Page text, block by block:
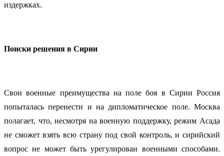
издержках.
Поиски решения в Сирии
Свои военные преимущества на поле боя в Сирии Россия
попыталась перенести и на дипломатическое поле. Москва
полагает, что, несмотря на военную поддержку, режим Асада
не сможет взять всю страну под свой контроль, и сирийский
вопрос не может быть урегулирован военными способами.